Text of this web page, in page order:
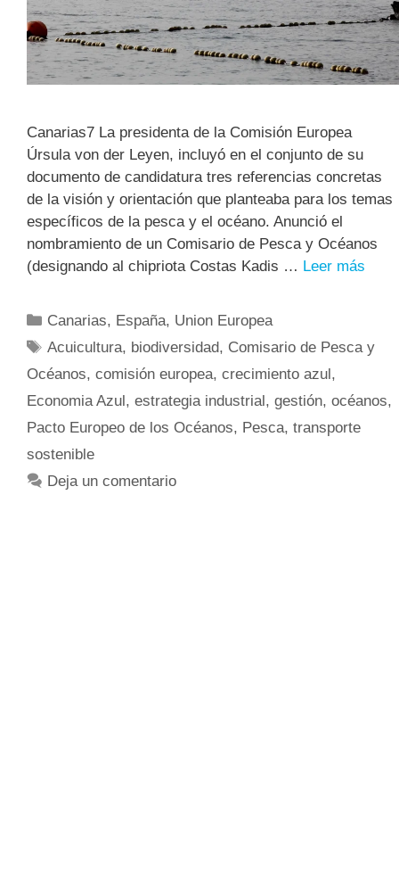
Canarias7 La presidenta de la Comisión Europea
Úrsula von der Leyen, incluyó en el conjunto de su
documento de candidatura tres referencias concretas
de la visión y orientación que planteaba para los temas
específicos de la pesca y el océano. Anunció el
nombramiento de un Comisario de Pesca y Océanos
(designando al chipriota Costas Kadis … Leer más
Canarias, España, Union Europea
Acuicultura, biodiversidad, Comisario de Pesca y
Océanos, comisión europea, crecimiento azul,
Economia Azul, estrategia industrial, gestión, océanos,
Pacto Europeo de los Océanos, Pesca, transporte
sostenible
Deja un comentario